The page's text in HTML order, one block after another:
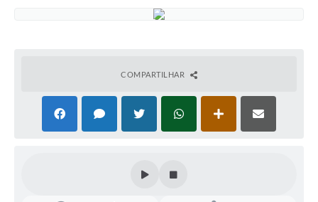
COMPARTILHAR